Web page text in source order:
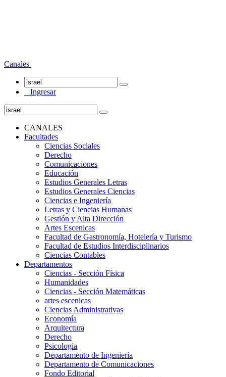
Canales
Ingresar
CANALES
Facultades
Ciencias Sociales
Derecho
Comunicaciones
Educación
Estudios Generales Letras
Estudios Generales Ciencias
Ciencias e Ingeniería
Letras y Ciencias Humanas
Gestión y Alta Dirección
Artes Escenicas
Facultad de Gastronomía, Hotelería y Turismo
Facultad de Estudios Interdisciplinarios
Ciencias Contables
Departamentos
Ciencias - Sección Física
Humanidades
Ciencias - Sección Matemáticas
artes escenicas
Ciencias Administrativas
Economía
Arquitectura
Derecho
Psicologia
Departamento de Ingeniería
Departamento de Comunicaciones
Fondo Editorial